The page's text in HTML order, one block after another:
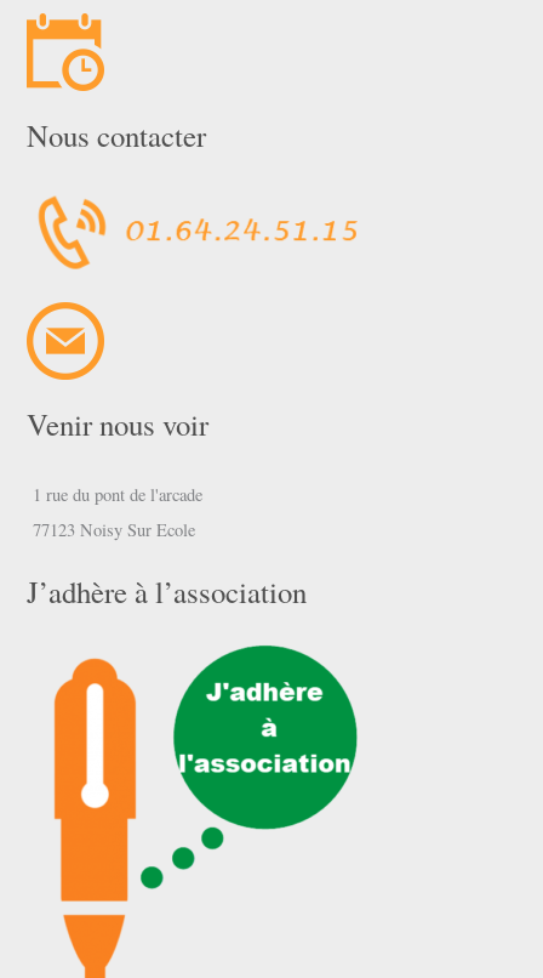
Nous contacter
Venir nous voir
1 rue du pont de l'arcade
77123 Noisy Sur Ecole
J’adhère à l’association